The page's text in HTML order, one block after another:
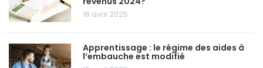
18 avril 2025
Apprentissage : le régime des aides à
l’embauche est modifié